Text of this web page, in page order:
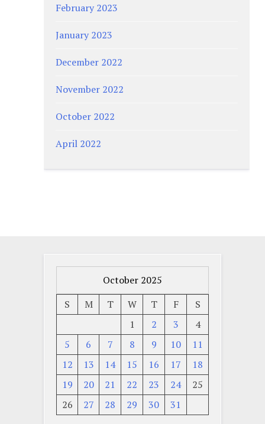
February 2023
January 2023
December 2022
November 2022
October 2022
April 2022
October 2025
S
M T W T F
S
1
2 3
4
5
6 7 8 9 10
11
12
13 14 15 16 17
18
19
20 21 22 23 24
25
26
27 28 29 30 31